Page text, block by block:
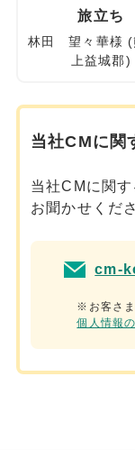
旅立ち
林田 望々華様 (
上益城郡)
当社CMに関
当社CMに関
お聞かせくだ
cm-
※お客さま
個人情報